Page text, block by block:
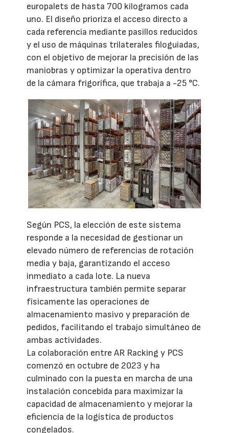
europalets de hasta 700 kilogramos cada
uno. El diseño prioriza el acceso directo a
cada referencia mediante pasillos reducidos
y el uso de máquinas trilaterales filoguiadas,
con el objetivo de mejorar la precisión de las
maniobras y optimizar la operativa dentro
de la cámara frigorífica, que trabaja a -25 °C.
Según PCS, la elección de este sistema
responde a la necesidad de gestionar un
elevado número de referencias de rotación
media y baja, garantizando el acceso
inmediato a cada lote. La nueva
infraestructura también permite separar
físicamente las operaciones de
almacenamiento masivo y preparación de
pedidos, facilitando el trabajo simultáneo de
ambas actividades.
La colaboración entre AR Racking y PCS
comenzó en octubre de 2023 y ha
culminado con la puesta en marcha de una
instalación concebida para maximizar la
capacidad de almacenamiento y mejorar la
eficiencia de la logística de productos
congelados.